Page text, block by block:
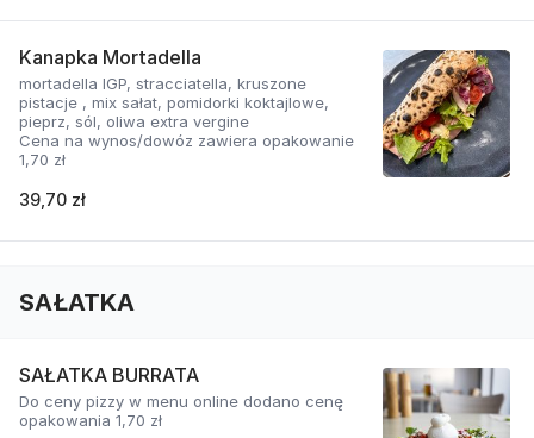
Kanapka Mortadella
mortadella IGP, stracciatella, kruszone
pistacje , mix sałat, pomidorki koktajlowe,
pieprz, sól, oliwa extra vergine
Cena na wynos/dowóz zawiera opakowanie
1,70 zł
39,70 zł
SAŁATKA
SAŁATKA BURRATA
Do ceny pizzy w menu online dodano cenę
opakowania 1,70 zł